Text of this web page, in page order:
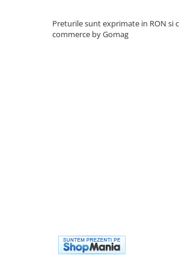
Preturile sunt exprimate in RON si
commerce by Gomag